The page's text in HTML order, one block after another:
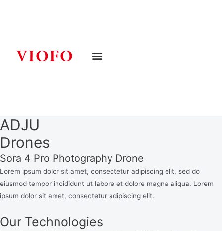
ADJU
Drones
Sora 4 Pro Photography Drone
Lorem ipsum dolor sit amet, consectetur adipiscing elit, sed do
eiusmod tempor incididunt ut labore et dolore magna aliqua. Lorem
ipsum dolor sit amet, consectetur adipiscing elit.
Our Technologies